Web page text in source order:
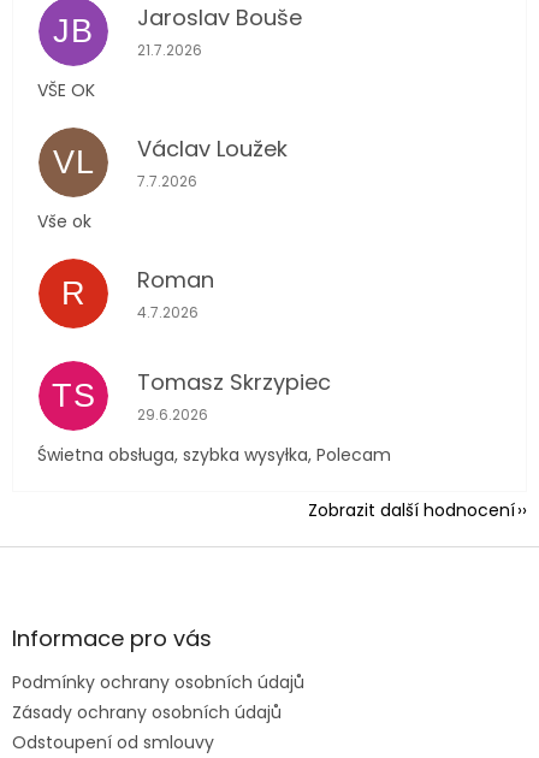
JB Jaroslav Bouše
Hodnocení obchodu je 5 z 5 hvězdiček.
21.7.2026
VŠE OK
VL Václav Loužek
Hodnocení obchodu je 5 z 5 hvězdiček.
7.7.2026
Vše ok
R Roman
Hodnocení obchodu je 5 z 5 hvězdiček.
4.7.2026
TS Tomasz Skrzypiec
Hodnocení obchodu je 5 z 5 hvězdiček.
29.6.2026
Świetna obsługa, szybka wysyłka, Polecam
Zobrazit další hodnocení
Z
aInformace pro vás
Podmínky ochrany osobních údajů
Zásady ochrany osobních údajů
Odstoupení od smlouvy